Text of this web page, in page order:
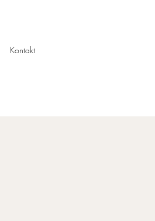
Kontakt